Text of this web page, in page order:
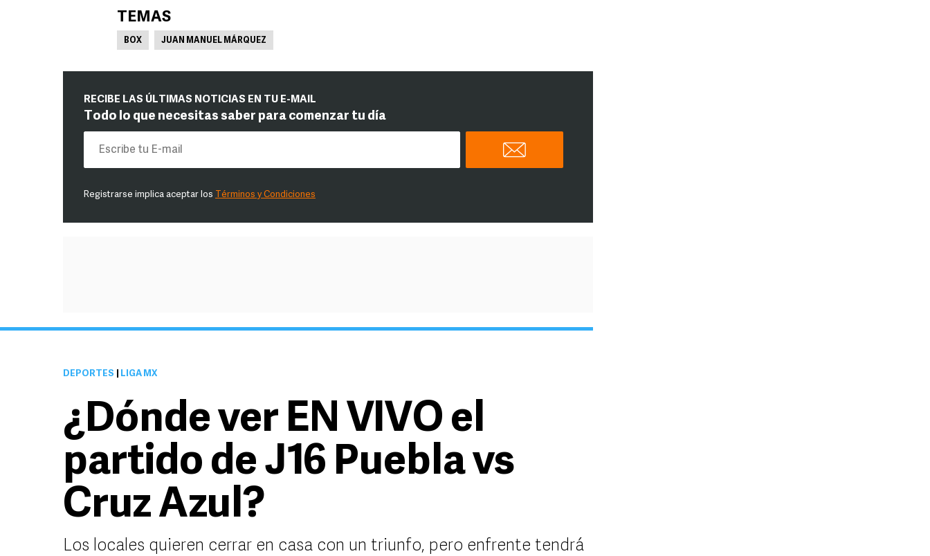
TEMAS
BOX JUAN MANUEL MÁRQUEZ
RECIBE LAS ÚLTIMAS NOTICIAS EN TU E-MAIL
Todo lo que necesitas saber para comenzar tu día
Registrarse implica aceptar los Términos y Condiciones
DEPORTES LIGA MX
¿Dónde ver EN VIVO el
partido de J16 Puebla vs
Cruz Azul?
Los locales quieren cerrar en casa con un triunfo, pero enfrente tendrá